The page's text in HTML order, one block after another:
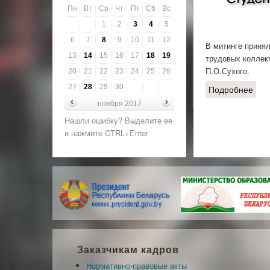
В митинге
трудовых
П.О.Сухого.
Подробнее
Пн Вт Ср Чт Пт Сб
Вс
1
2 3 4
5
6
7 8 9 10 11
12
13
14 15 16 17 18
19
20
21 22 23 24 25
26
27
28 29
30
ноября 2017
Нашли ошибку? Выделите ее
и нажмите CTRL+Enter
Заказчикам кадров
Нормативно-правовые акты